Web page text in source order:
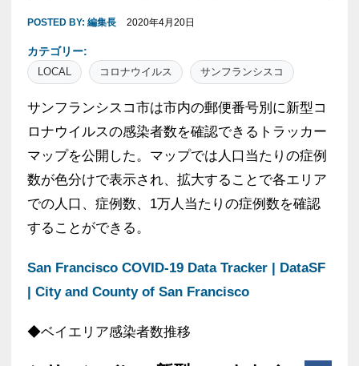
POSTED BY: 編集長 2020年4月20日
カテゴリー:
LOCAL コロナウイルス サンフランシスコ
サンフランシスコ市は市内の郵便番号別に新型コ
ロナウイルスの感染者数を確認できるトラッカー
マップを公開した。マップでは人口当たりの症例
数が色分けで表示され、拡大することで各エリア
での人口、症例数、1万人当たりの症例数を確認
することができる。
San Francisco COVID-19 Data Tracker | DataSF
| City and County of San Francisco
◆ベイエリア感染者数推移